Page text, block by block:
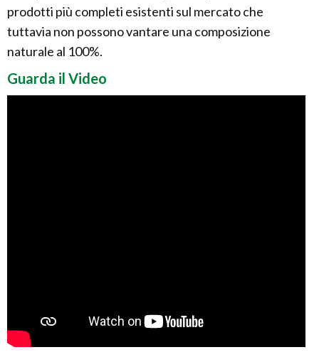
prodotti più completi esistenti sul mercato che
tuttavia non possono vantare una composizione
naturale al 100%.
Guarda il Video